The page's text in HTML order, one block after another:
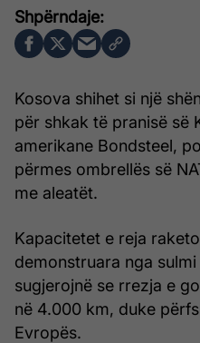
Kosova shihet si një
për shkak të pranisë së
amerikane Bondsteel,
përmes ombrellës së
me aleatët.
Kapacitetet e reja
demonstruara nga
sugjerojnë se rrezja e
në 4.000 km, duke
Evropës.